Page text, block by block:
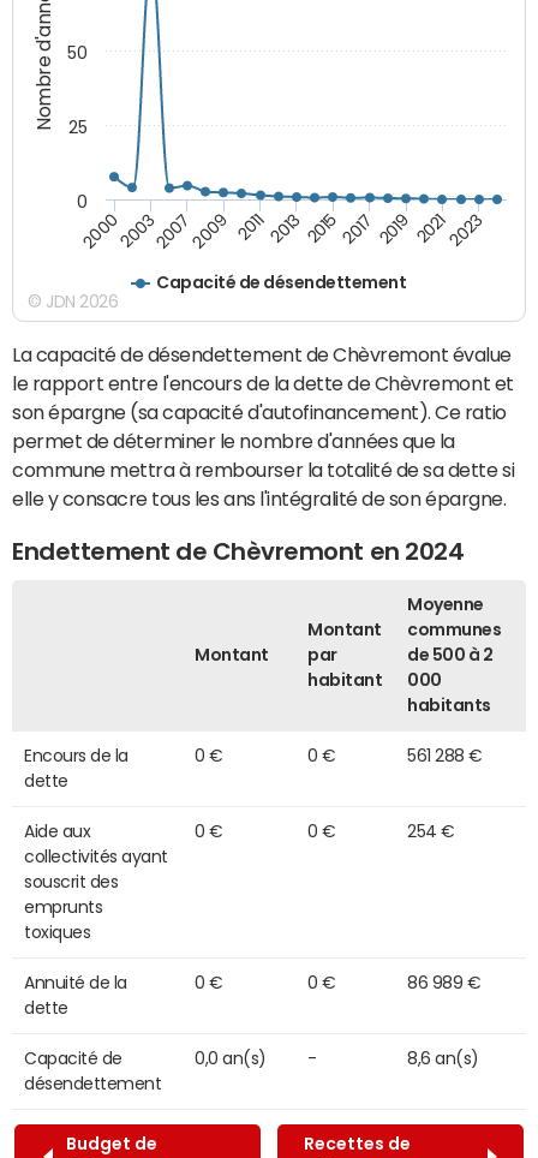
Nombre d'années
Capacité de désendettement
2000200320072009 20112013 20152017 2019 20212023
0
25
50
© JDN 2026
La capacité de désendettement de Chèvremont évalue
le rapport entre l'encours de la dette de Chèvremont et
son épargne (sa capacité d'autofinancement). Ce ratio
permet de déterminer le nombre d'années que la
commune mettra à rembourser la totalité de sa dette si
elle y consacre tous les ans l'intégralité de son épargne.
Endettement de Chèvremont en 2024
Montant
Montant
par
habitant
Moyenne
communes
de 500 à 2
000
habitants
Encours de la
dette
0 € 0 € 561 288 €
Aide aux
collectivités ayant
souscrit des
emprunts
toxiques
0 € 0 € 254 €
Annuité de la
dette
0 € 0 € 86 989 €
Capacité de
désendettement
0,0 an(s) - 8,6 an(s)
Budget de
Recettes de